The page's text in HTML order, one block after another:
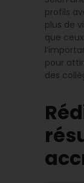
profils
plus de
que
pour
des